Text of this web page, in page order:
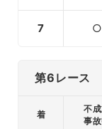
7 ○
第6レース
着
不
事